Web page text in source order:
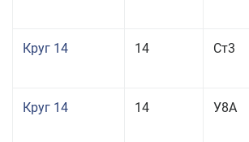
Круг 14 14 Ст3
Круг 14 14 У8А